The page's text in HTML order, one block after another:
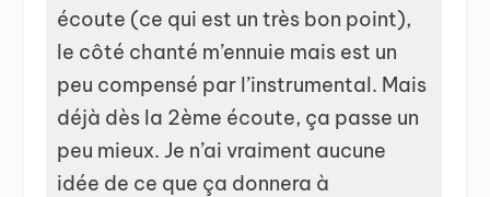
écoute (ce qui est un très bon point),
le côté chanté m’ennuie mais est un
peu compensé par l’instrumental. Mais
déjà dès la 2ème écoute, ça passe un
peu mieux. Je n’ai vraiment aucune
idée de ce que ça donnera à